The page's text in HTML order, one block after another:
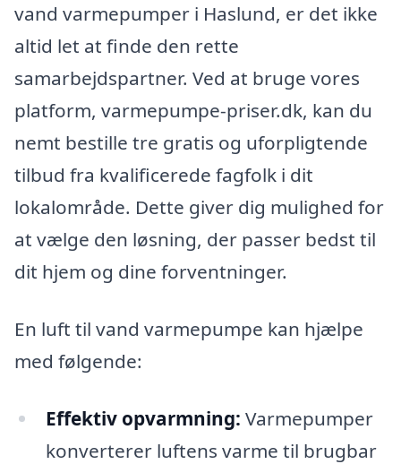
vand varmepumper i Haslund, er det ikke
altid let at finde den rette
samarbejdspartner. Ved at bruge vores
platform, varmepumpe-priser.dk, kan du
nemt bestille tre gratis og uforpligtende
tilbud fra kvalificerede fagfolk i dit
lokalområde. Dette giver dig mulighed for
at vælge den løsning, der passer bedst til
dit hjem og dine forventninger.
En luft til vand varmepumpe kan hjælpe
med følgende:
Effektiv opvarmning: Varmepumper
konverterer luftens varme til brugbar